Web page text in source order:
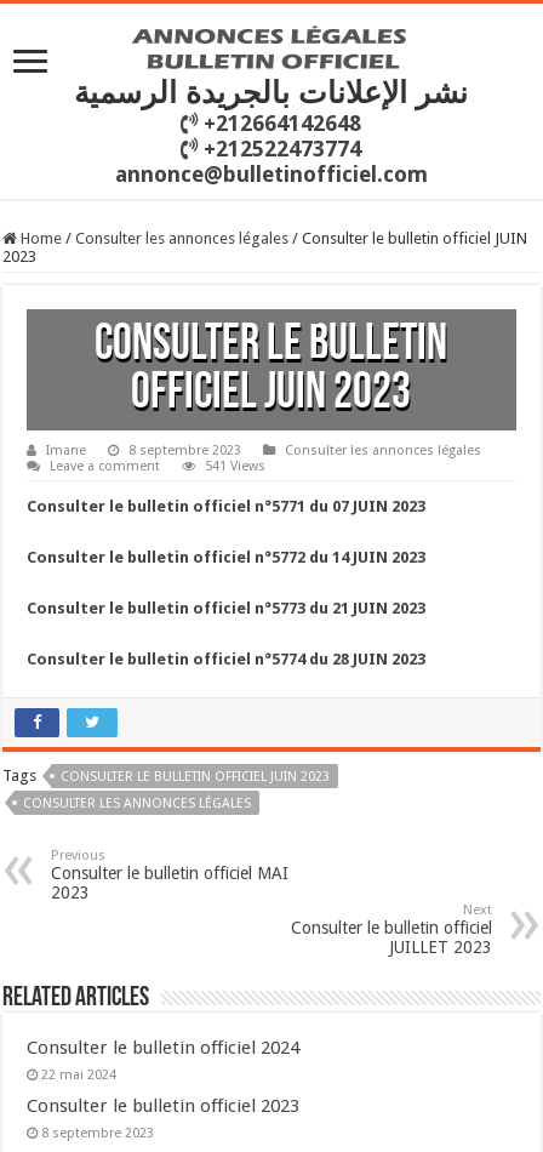
نشر الإعلانات بالجريدة الرسمية
+212664142648
+212522473774
annonce@bulletinofficiel.com
Home / Consulter les annonces légales / Consulter le bulletin officiel JUIN
2023
Consulter le bulletin
officiel JUIN 2023
Imane 8 septembre 2023
Consulter les annonces légales
Leave a comment
541 Views
Consulter le bulletin officiel n°5771 du 07 JUIN 2023
Consulter le bulletin officiel n°5772 du 14 JUIN 2023
Consulter le bulletin officiel n°5773 du 21 JUIN 2023
Consulter le bulletin officiel n°5774 du 28 JUIN 2023
Tags
CONSULTER LE BULLETIN OFFICIEL JUIN 2023
CONSULTER LES ANNONCES LÉGALES
Previous
Consulter le bulletin officiel MAI
2023
Next
Consulter le bulletin officiel
JUILLET 2023
Related Articles
Consulter le bulletin officiel 2024
22 mai 2024
Consulter le bulletin officiel 2023
8 septembre 2023